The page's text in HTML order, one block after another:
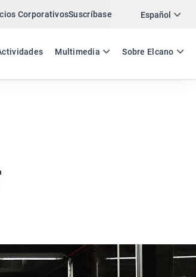
CorporativosSuscríbase Español
ES EN
Multimedia Sobre Elcano
Twitter